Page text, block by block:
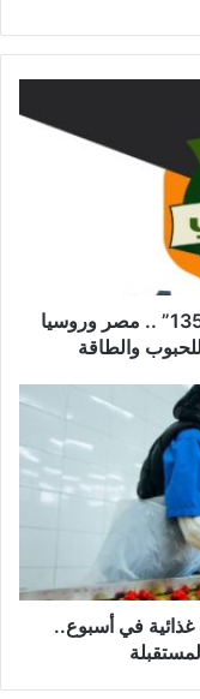
اقرأ فى العدد الجديد من نشرة غذائي “135” .. مصر وروسيا
والطاقة
غذائية في أسبوع..